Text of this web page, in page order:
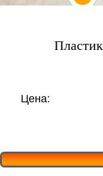
Цена: